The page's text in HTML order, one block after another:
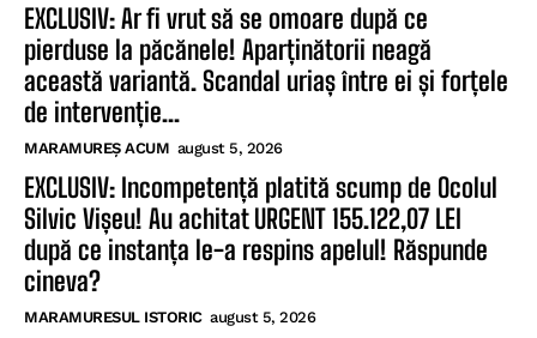
EXCLUSIV: Ar fi vrut să se omoare după ce
pierduse la păcănele! Aparținătorii neagă
această variantă. Scandal uriaș între ei și forțele
de intervenție...
MARAMUREȘ ACUM august 5, 2026
EXCLUSIV: Incompetență platită scump de Ocolul
Silvic Vișeu! Au achitat URGENT 155.122,07 LEI
după ce instanța le-a respins apelul! Răspunde
cineva?
MARAMURESUL ISTORIC august 5, 2026